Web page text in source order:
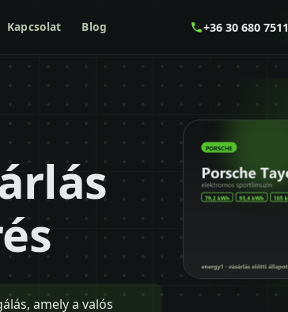
Kapcsolat Blog +36 30 680 7511
amely a valós